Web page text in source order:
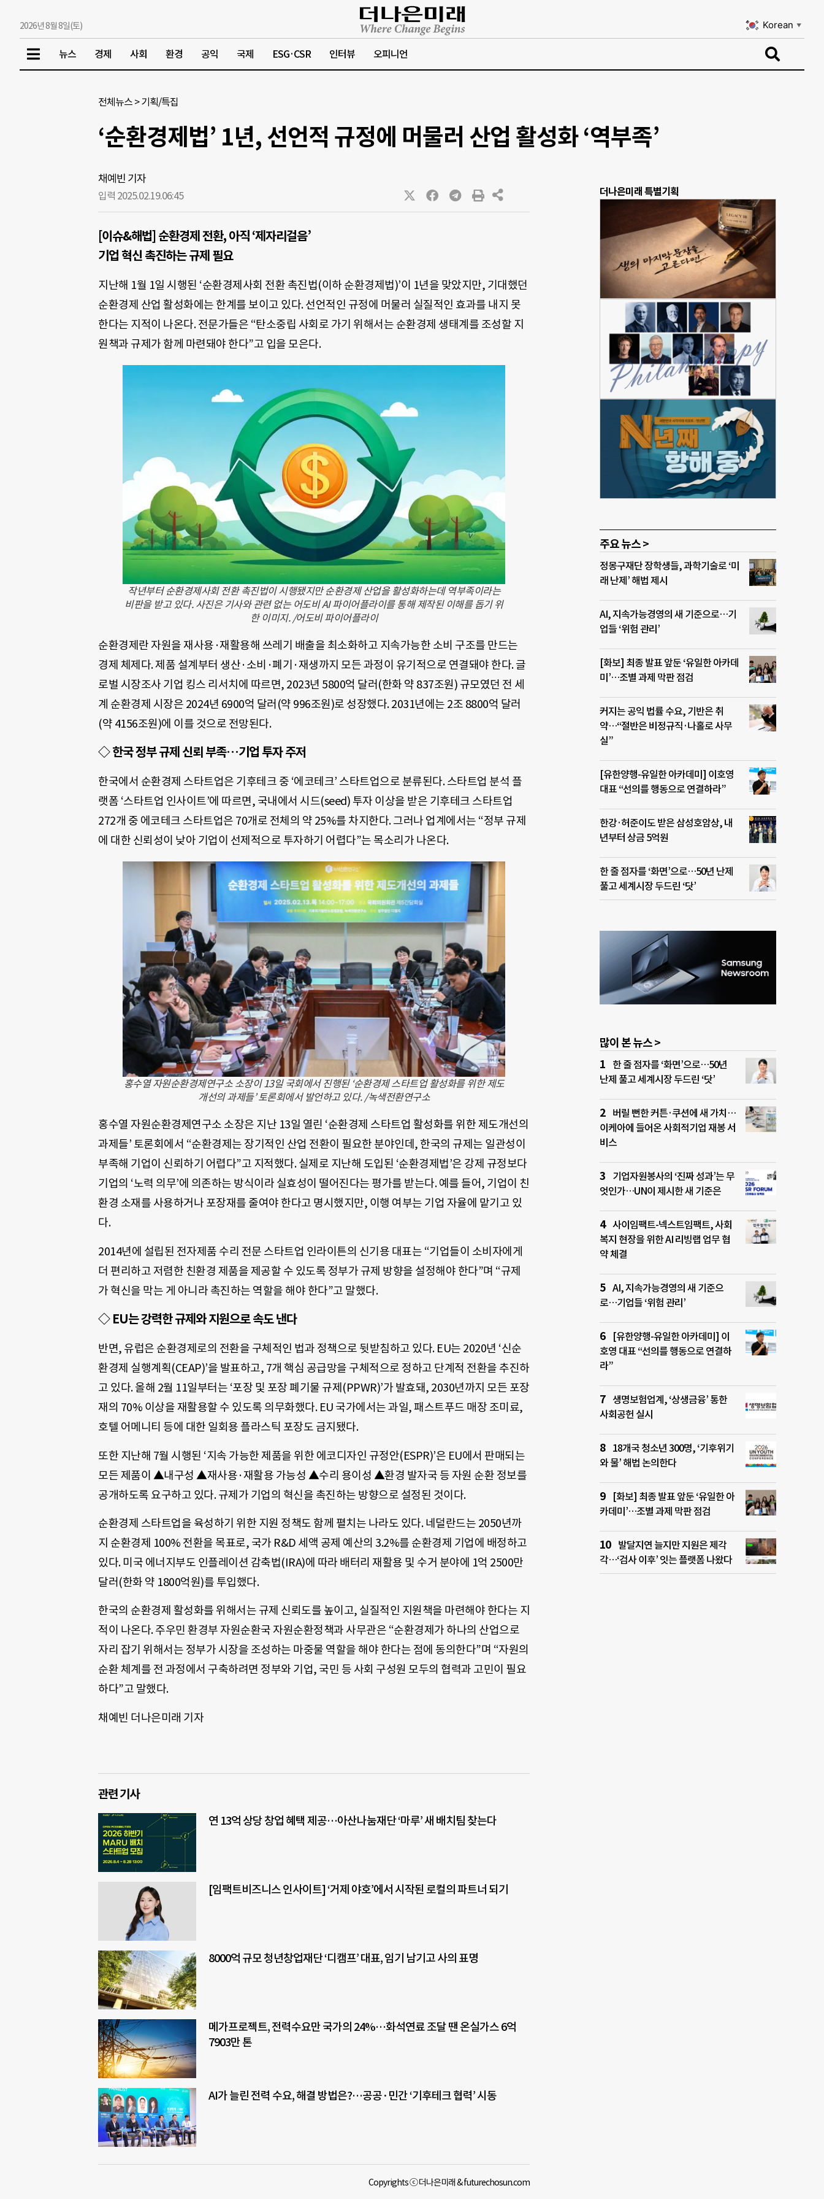
2026년 8월 8일(토) Korean ▼
뉴스 경제 사회 환경 공익 국제 ESG·CSR 인터뷰 오피니언
전체뉴스 >기획/특집
‘순환경제법’ 1년, 선언적 규정에 머물러 산업 활성화 ‘역부족’
채예빈 기자
입력 2025.02.19.06:45
[이슈&해법] 순환경제 전환, 아직 ‘제자리걸음’
기업 혁신 촉진하는 규제 필요
지난해 1월 1일 시행된 ‘순환경제사회 전환 촉진법(이하 순환경제법)’이 1년을 맞았지만, 기대했던
순환경제 산업 활성화에는 한계를 보이고 있다. 선언적인 규정에 머물러 실질적인 효과를 내지 못
한다는 지적이 나온다. 전문가들은 “탄소중립 사회로 가기 위해서는 순환경제 생태계를 조성할 지
원책과 규제가 함께 마련돼야 한다”고 입을 모은다.
작년부터 순환경제사회 전환 촉진법이 시행됐지만 순환경제 산업을 활성화하는데 역부족이라는
비판을 받고 있다. 사진은 기사와 관련 없는 어도비 AI 파이어플라이를 통해 제작된 이해를 돕기 위
한 이미지. /어도비 파이어플라이
순환경제란 자원을 재사용·재활용해 쓰레기 배출을 최소화하고 지속가능한 소비 구조를 만드는
경제 체제다. 제품 설계부터 생산·소비·폐기·재생까지 모든 과정이 유기적으로 연결돼야 한다. 글
로벌 시장조사 기업 킹스 리서치에 따르면, 2023년 5800억 달러(한화 약 837조원) 규모였던 전 세
계 순환경제 시장은 2024년 6900억 달러(약 996조원)로 성장했다. 2031년에는 2조 8800억 달러
(약 4156조원)에 이를 것으로 전망된다.
◇한국 정부 규제 신뢰 부족…기업 투자 주저
한국에서 순환경제 스타트업은 기후테크 중 ‘에코테크’ 스타트업으로 분류된다. 스타트업 분석 플
랫폼 ‘스타트업 인사이트’에 따르면, 국내에서 시드(seed) 투자 이상을 받은 기후테크 스타트업
272개 중 에코테크 스타트업은 70개로 전체의 약 25%를 차지한다. 그러나 업계에서는 “정부 규제
에 대한 신뢰성이 낮아 기업이 선제적으로 투자하기 어렵다”는 목소리가 나온다.
홍수열 자원순환경제연구소 소장이 13일 국회에서 진행된 ‘순환경제 스타트업 활성화를 위한 제도
개선의 과제들’ 토론회에서 발언하고 있다. /녹색전환연구소
홍수열 자원순환경제연구소 소장은 지난 13일 열린 ‘순환경제 스타트업 활성화를 위한 제도개선의
과제들’ 토론회에서 “순환경제는 장기적인 산업 전환이 필요한 분야인데, 한국의 규제는 일관성이
부족해 기업이 신뢰하기 어렵다”고 지적했다. 실제로 지난해 도입된 ‘순환경제법’은 강제 규정보다
기업의 ‘노력 의무’에 의존하는 방식이라 실효성이 떨어진다는 평가를 받는다. 예를 들어, 기업이 친
환경 소재를 사용하거나 포장재를 줄여야 한다고 명시했지만, 이행 여부는 기업 자율에 맡기고 있
다.
2014년에 설립된 전자제품 수리 전문 스타트업 인라이튼의 신기용 대표는 “기업들이 소비자에게
더 편리하고 저렴한 친환경 제품을 제공할 수 있도록 정부가 규제 방향을 설정해야 한다”며 “규제
가 혁신을 막는 게 아니라 촉진하는 역할을 해야 한다”고 말했다.
◇ EU는 강력한 규제와 지원으로 속도 낸다
반면, 유럽은 순환경제로의 전환을 구체적인 법과 정책으로 뒷받침하고 있다. EU는 2020년 ‘신순
환경제 실행계획(CEAP)’을 발표하고, 7개 핵심 공급망을 구체적으로 정하고 단계적 전환을 추진하
고 있다. 올해 2월 11일부터는 ‘포장 및 포장 폐기물 규제(PPWR)’가 발효돼, 2030년까지 모든 포장
재의 70% 이상을 재활용할 수 있도록 의무화했다. EU 국가에서는 과일, 패스트푸드 매장 조미료,
호텔 어메니티 등에 대한 일회용 플라스틱 포장도 금지됐다.
또한 지난해 7월 시행된 ‘지속 가능한 제품을 위한 에코디자인 규정안(ESPR)’은 EU에서 판매되는
모든 제품이 ▲내구성 ▲재사용·재활용 가능성 ▲수리 용이성 ▲환경 발자국 등 자원 순환 정보를
공개하도록 요구하고 있다. 규제가 기업의 혁신을 촉진하는 방향으로 설정된 것이다.
순환경제 스타트업을 육성하기 위한 지원 정책도 함께 펼치는 나라도 있다. 네덜란드는 2050년까
지 순환경제 100% 전환을 목표로, 국가 R&D 세액 공제 예산의 3.2%를 순환경제 기업에 배정하고
있다. 미국 에너지부도 인플레이션 감축법(IRA)에 따라 배터리 재활용 및 수거 분야에 1억 2500만
달러(한화 약 1800억원)를 투입했다.
한국의 순환경제 활성화를 위해서는 규제 신뢰도를 높이고, 실질적인 지원책을 마련해야 한다는 지
적이 나온다. 주우민 환경부 자원순환국 자원순환정책과 사무관은 “순환경제가 하나의 산업으로
자리 잡기 위해서는 정부가 시장을 조성하는 마중물 역할을 해야 한다는 점에 동의한다”며 “자원의
순환 체계를 전 과정에서 구축하려면 정부와 기업, 국민 등 사회 구성원 모두의 협력과 고민이 필요
하다”고 말했다.
채예빈 더나은미래 기자
관련 기사
연 13억 상당 창업 혜택 제공…아산나눔재단 ‘마루’ 새 배치팀 찾는다
[임팩트비즈니스 인사이트] ‘거제 야호’에서 시작된 로컬의 파트너 되기
8000억 규모 청년창업재단 ‘디캠프’ 대표, 임기 남기고 사의 표명
메가프로젝트, 전력수요만 국가의 24%…화석연료 조달 땐 온실가스 6억
7903만 톤
AI가 늘린 전력 수요, 해결 방법은?…공공·민간 ‘기후테크 협력’ 시동
Copyrights ⓒ 더나은미래 & futurechosun.com
더나은미래 특별기획
주요 뉴스 >
정몽구재단 장학생들, 과학기술로 ‘미
래 난제’ 해법 제시
AI, 지속가능경영의 새 기준으로…기
업들 ‘위험 관리’
[화보] 최종 발표 앞둔 ‘유일한 아카데
미’…조별 과제 막판 점검
커지는 공익 법률 수요, 기반은 취
약…“절반은 비정규직·나홀로 사무
실”
[유한양행-유일한 아카데미] 이호영
대표 “선의를 행동으로 연결하라”
한강·허준이도 받은 삼성호암상, 내
년부터 상금 5억원
한 줄 점자를 ‘화면’으로…50년 난제
풀고 세계시장 두드린 ‘닷’
많이 본 뉴스 >
한 줄 점자를 ‘화면’으로…50년
난제 풀고 세계시장 두드린 ‘닷’
버릴 뻔한 커튼·쿠션에 새 가치…
이케아에 들어온 사회적기업 재봉 서
비스
기업자원봉사의 ‘진짜 성과’는 무
엇인가…UN이 제시한 새 기준은
사이임팩트-넥스트임팩트, 사회
복지 현장을 위한 AI 리빙랩 업무 협
약 체결
AI, 지속가능경영의 새 기준으
로…기업들 ‘위험 관리’
[유한양행-유일한 아카데미] 이
호영 대표 “선의를 행동으로 연결하
라”
생명보험업계, ‘상생금융’ 통한
사회공헌 실시
18개국 청소년 300명, ‘기후위기
와 물’ 해법 논의한다
[화보] 최종 발표 앞둔 ‘유일한 아
카데미’…조별 과제 막판 점검
발달지연 늘지만 지원은 제각
각…‘검사 이후’ 잇는 플랫폼 나왔다